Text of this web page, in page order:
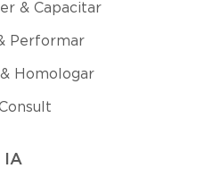
& Capacitar
Performar
Homologar
IA